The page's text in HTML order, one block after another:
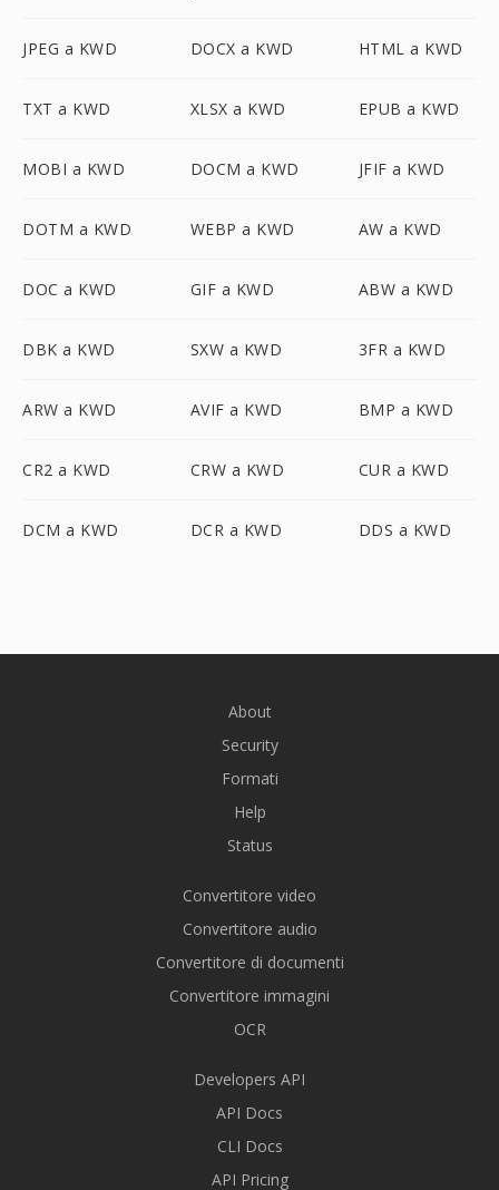
JPEG a KWD DOCX a KWD HTML a KWD
TXT a KWD XLSX a KWD EPUB a KWD
MOBI a KWD DOCM a KWD JFIF a KWD
DOTM a KWD WEBP a KWD AW a KWD
DOC a KWD GIF a KWD ABW a KWD
DBK a KWD SXW a KWD 3FR a KWD
ARW a KWD AVIF a KWD BMP a KWD
CR2 a KWD CRW a KWD CUR a KWD
DCM a KWD DCR a KWD DDS a KWD
About
Security
Formati
Help
Status
Convertitore video
Convertitore audio
Convertitore di documenti
Convertitore immagini
OCR
Developers API
API Docs
CLI Docs
API Pricing